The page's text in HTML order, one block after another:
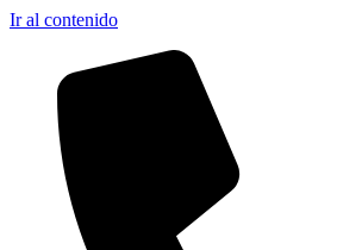
Ir al contenido